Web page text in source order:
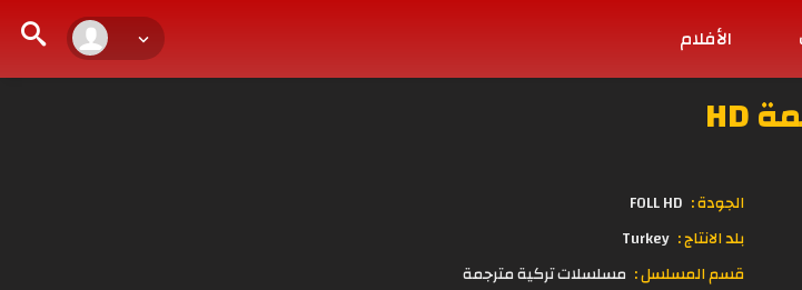
الأفلام
الجودة : FOLL HD
بلد الانتاج : Turkey
قسم المسلسل : مسلسلات تركية مترجمة